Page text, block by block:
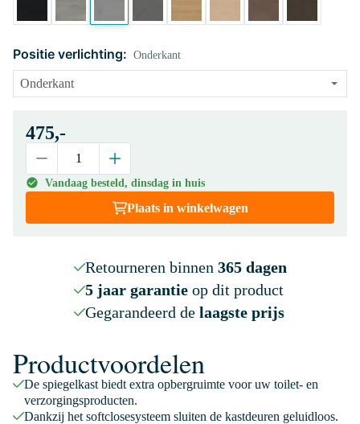
Positie verlichting: Onderkant
475,-
Vandaag besteld, dinsdag in huis
Plaats in winkelwagen
Retourneren binnen 365 dagen
5 jaar garantieop dit product
Gegarandeerd de laagste prijs
Productvoordelen
De spiegelkast biedt extra opbergruimte voor uw toilet- en
verzorgingsproducten.
Dankzij het softclosesysteem sluiten de kastdeuren geluidloos.